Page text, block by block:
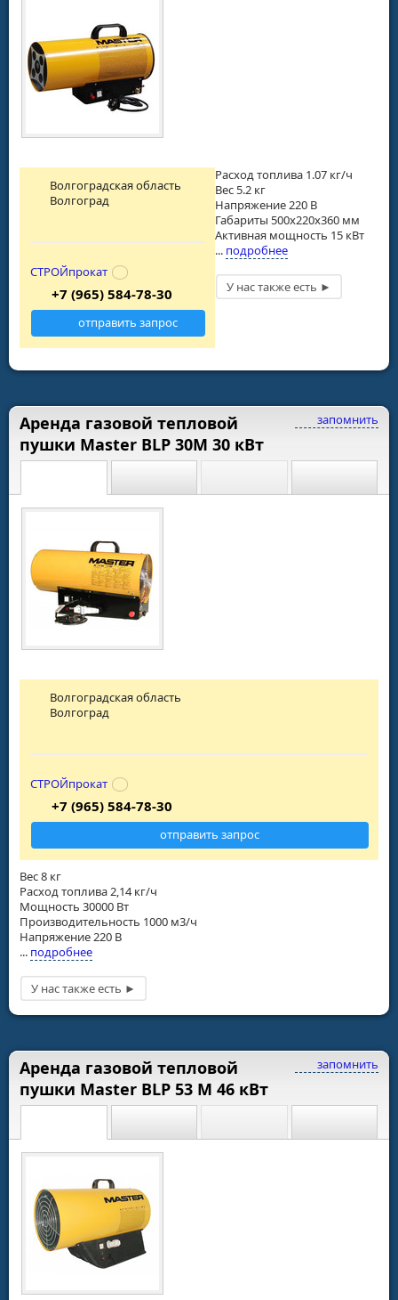
Расход топлива 1.07 кг/ч
Вес 5.2 кг
Напряжение 220 В
Габариты 500х220х360 мм
Активная мощность 15 кВт
... подробнее
Волгоградская область
Волгоград
СТРОЙпрокат
+7 (965) 584-78-30
отправить запрос
запомнить
Аренда газовой тепловой
пушки Master BLP 30M 30 кВт
Вес 8 кг
Расход топлива 2,14 кг/ч
Мощность 30000 Вт
Производительность 1000 м3/ч
Напряжение 220 В
... подробнее
Волгоградская область
Волгоград
СТРОЙпрокат
+7 (965) 584-78-30
отправить запрос
запомнить
Аренда газовой тепловой
пушки Master BLP 53 M 46 кВт